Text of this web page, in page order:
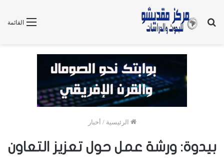
القائمة
بحث
الرئيسية / أخبار
بيدوة: ورشة عمل حول تعزيز التعاون